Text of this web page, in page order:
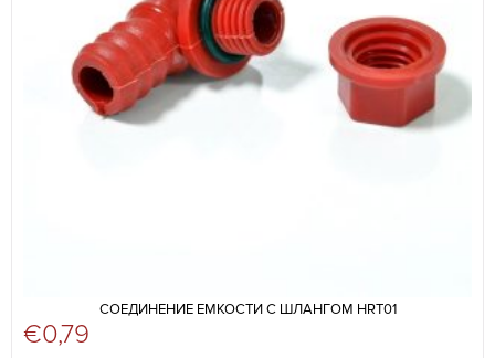
СОЕДИНЕНИЕ ЕМКОСТИ С ШЛАНГОМ HRT01
€0,79